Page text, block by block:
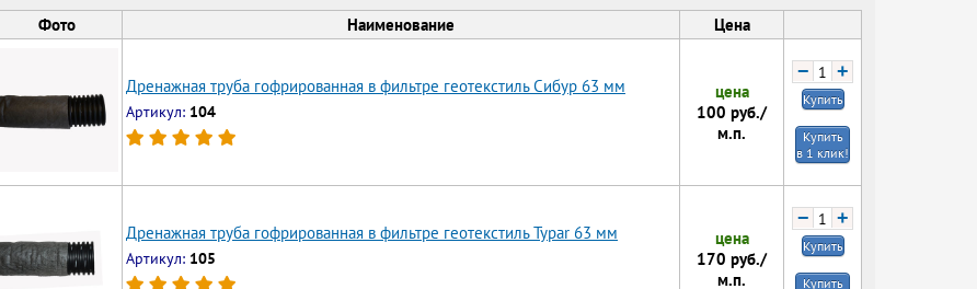
Фото Наименование Цена
Дренажная труба гофрированная в фильтре геотекстиль Сибур 63 мм
Артикул: 104
цена
100 руб./
м.п.
− +
Купить
Купить
в 1 клик!
Дренажная труба гофрированная в фильтре геотекстиль Typar 63 мм
Артикул: 105
цена
170 руб./
м.п.
− +
Купить
Купить